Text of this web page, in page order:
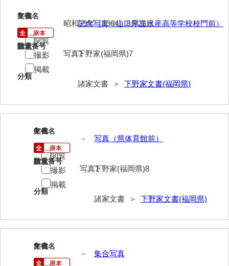
岡田学収集史料
岡本家文書（周防大島町）
小川家文書
尾崎家文書
尾崎家文書（防府市）
小沢家文書（阿東町）
小沢太郎文書
小田家文書（山口市吉敷）
小田家文書（柳井市和田）
7
文書名
記念写真（山口県立水産高等学校校門前）
請求番号
下野家(福岡県)7
分類
諸家文書 ＞ 下野家文書(福岡県)
年代
昭和39年［1964］8月26日
数量
写真1
閲覧
撮影
掲載
8
文書名
写真（県体育館前）
請求番号
下野家(福岡県)8
分類
諸家文書 ＞ 下野家文書(福岡県)
年代
－
数量
写真1
閲覧
撮影
掲載
9
文書名
集合写真
年代
－